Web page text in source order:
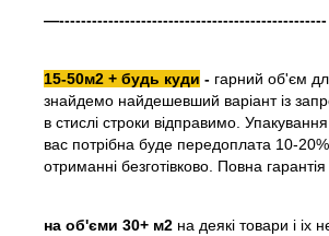
—-------------------------------------------------
15-50м2 + будь куди - гарний об'єм
знайдемо найдешевший варіант із
в стислі строки відправимо.
вас потрібна буде передоплата 10-
отриманні безготівково. Повна
на об'єми 30+ м2 на деякі товари і іх